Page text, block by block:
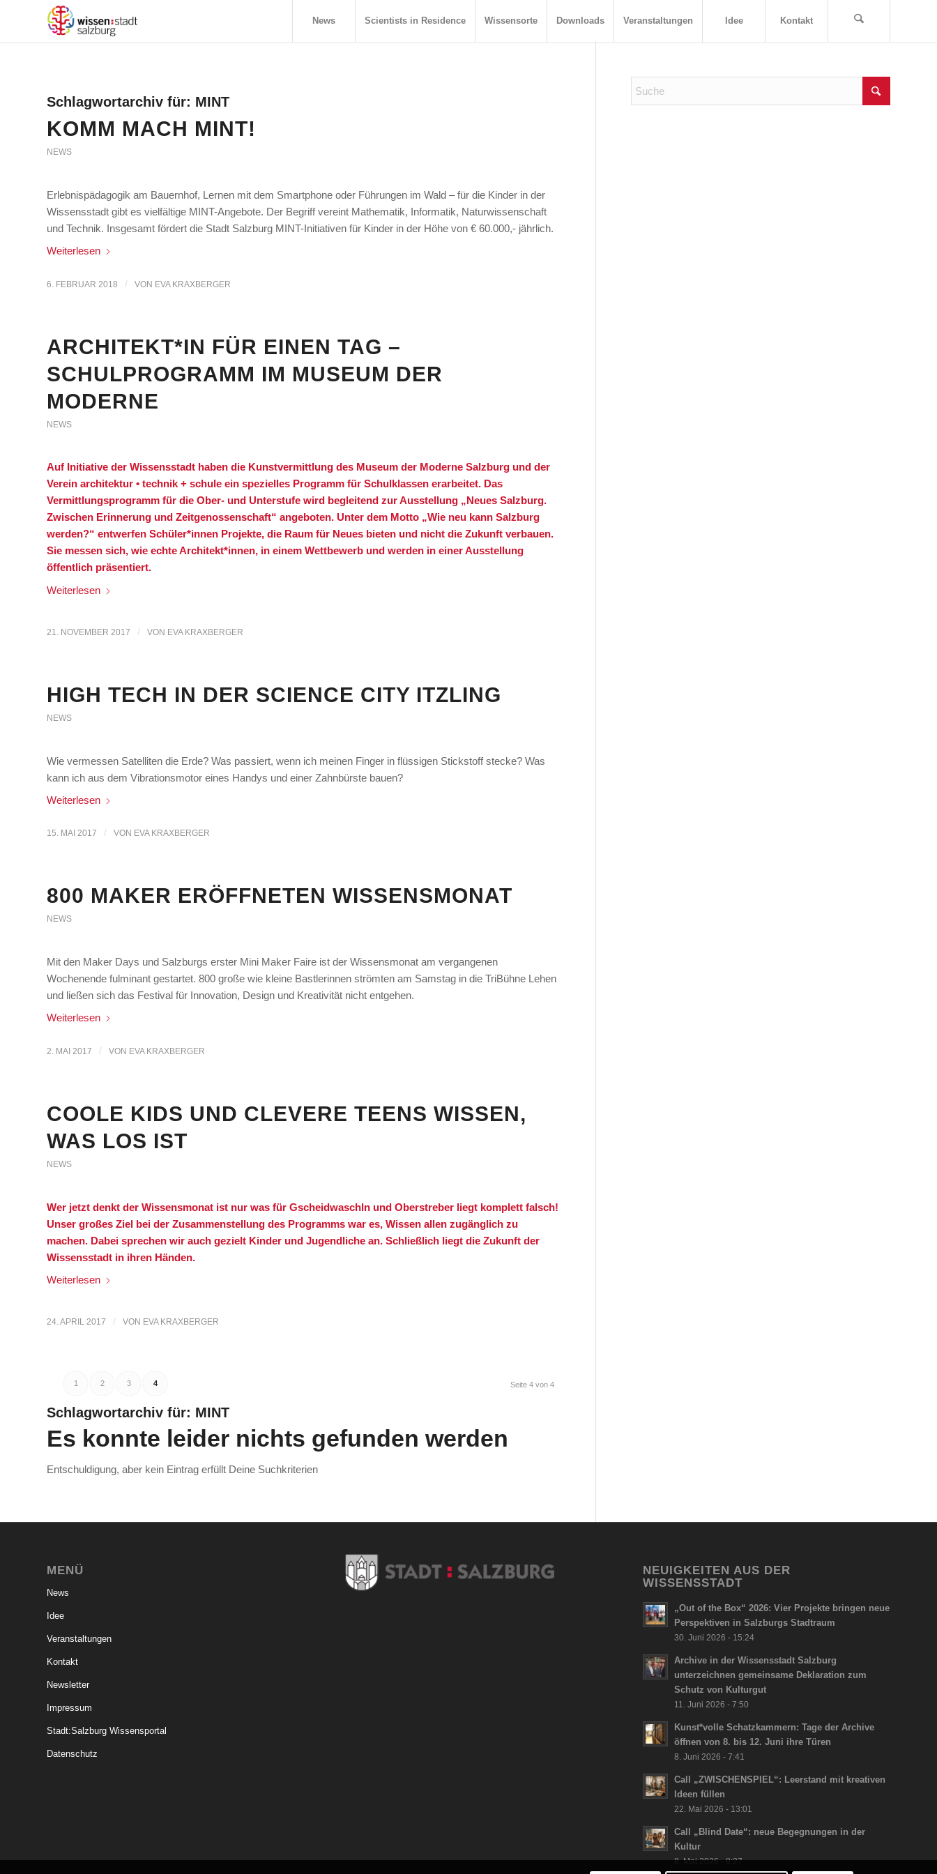
News Scientists in Residence Wissensorte Downloads Veranstaltungen Idee Kontakt
Schlagwortarchiv für: MINT
KOMM MACH MINT!
NEWS
Erlebnispädagogik am Bauernhof, Lernen mit dem Smartphone oder Führungen im Wald – für die Kinder in der
Wissensstadt gibt es vielfältige MINT-Angebote. Der Begriff vereint Mathematik, Informatik, Naturwissenschaft
und Technik. Insgesamt fördert die Stadt Salzburg MINT-Initiativen für Kinder in der Höhe von € 60.000,- jährlich.
Weiterlesen
6. FEBRUAR 2018 / VON EVA KRAXBERGER
ARCHITEKT*IN FÜR EINEN TAG –
SCHULPROGRAMM IM MUSEUM DER
MODERNE
NEWS
Auf Initiative der Wissensstadt haben die Kunstvermittlung des Museum der Moderne Salzburg und der
Verein architektur • technik + schule ein spezielles Programm für Schulklassen erarbeitet. Das
Vermittlungsprogramm für die Ober- und Unterstufe wird begleitend zur Ausstellung „Neues Salzburg.
Zwischen Erinnerung und Zeitgenossenschaft“ angeboten. Unter dem Motto „Wie neu kann Salzburg
werden?“ entwerfen Schüler*innen Projekte, die Raum für Neues bieten und nicht die Zukunft verbauen.
Sie messen sich, wie echte Architekt*innen, in einem Wettbewerb und werden in einer Ausstellung
öffentlich präsentiert.
Weiterlesen
21. NOVEMBER 2017 / VON EVA KRAXBERGER
HIGH TECH IN DER SCIENCE CITY ITZLING
NEWS
Wie vermessen Satelliten die Erde? Was passiert, wenn ich meinen Finger in flüssigen Stickstoff stecke? Was
kann ich aus dem Vibrationsmotor eines Handys und einer Zahnbürste bauen?
Weiterlesen
15. MAI 2017 / VON EVA KRAXBERGER
800 MAKER ERÖFFNETEN WISSENSMONAT
NEWS
Mit den Maker Days und Salzburgs erster Mini Maker Faire ist der Wissensmonat am vergangenen
Wochenende fulminant gestartet. 800 große wie kleine Bastlerinnen strömten am Samstag in die TriBühne Lehen
und ließen sich das Festival für Innovation, Design und Kreativität nicht entgehen.
Weiterlesen
2. MAI 2017 / VON EVA KRAXBERGER
COOLE KIDS UND CLEVERE TEENS WISSEN,
WAS LOS IST
NEWS
Wer jetzt denkt der Wissensmonat ist nur was für Gscheidwaschln und Oberstreber liegt komplett falsch!
Unser großes Ziel bei der Zusammenstellung des Programms war es, Wissen allen zugänglich zu
machen. Dabei sprechen wir auch gezielt Kinder und Jugendliche an. Schließlich liegt die Zukunft der
Wissensstadt in ihren Händen.
Weiterlesen
24. APRIL 2017 / VON EVA KRAXBERGER
Seite 4 von 4
1 2 3 4
Schlagwortarchiv für: MINT
Es konnte leider nichts gefunden werden
Entschuldigung, aber kein Eintrag erfüllt Deine Suchkriterien
MENÜ
News
Idee
Veranstaltungen
Kontakt
Newsletter
Impressum
Stadt:Salzburg Wissensportal
Datenschutz
NEUIGKEITEN AUS DER
WISSENSSTADT
„Out of the Box“ 2026: Vier Projekte bringen neue
Perspektiven in Salzburgs Stadtraum
30. Juni 2026 - 15:24
Archive in der Wissensstadt Salzburg
unterzeichnen gemeinsame Deklaration zum
Schutz von Kulturgut
11. Juni 2026 - 7:50
Kunst*volle Schatzkammern: Tage der Archive
öffnen von 8. bis 12. Juni ihre Türen
8. Juni 2026 - 7:41
Call „ZWISCHENSPIEL“: Leerstand mit kreativen
Ideen füllen
22. Mai 2026 - 13:01
Call „Blind Date“: neue Begegnungen in der
Kultur
8. Mai 2026 - 8:27